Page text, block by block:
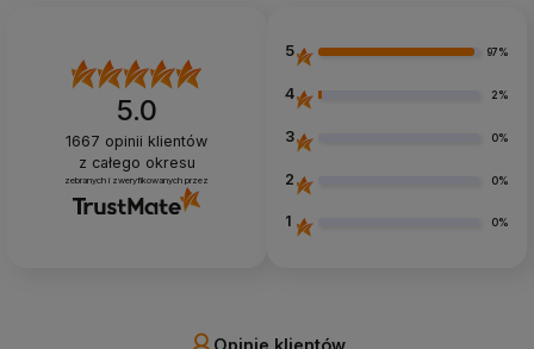
5.0
1667 opinii klientów
z całego okresu
zebranych i zweryfikowanych przez
5 97%
4 2%
3 0%
2 0%
1 0%
Opinie klientów